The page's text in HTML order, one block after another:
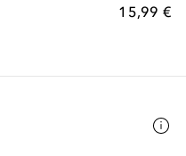
15,99 €